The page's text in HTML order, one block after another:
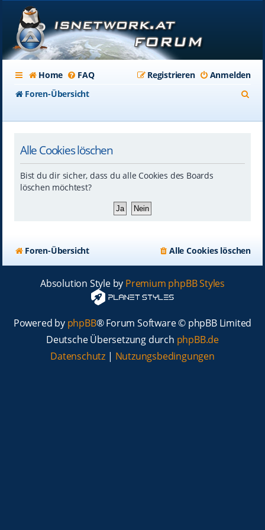
Home FAQ Anmelden
Registrieren
Foren-Übersicht
Alle Cookies löschen
Bist du dir sicher, dass du alle Cookies des Boards
löschen möchtest?
Foren-Übersicht Alle Cookies löschen
Absolution Style by Premium phpBB Styles
Powered by phpBB® Forum Software © phpBB Limited
Deutsche Übersetzung durch phpBB.de
Datenschutz | Nutzungsbedingungen